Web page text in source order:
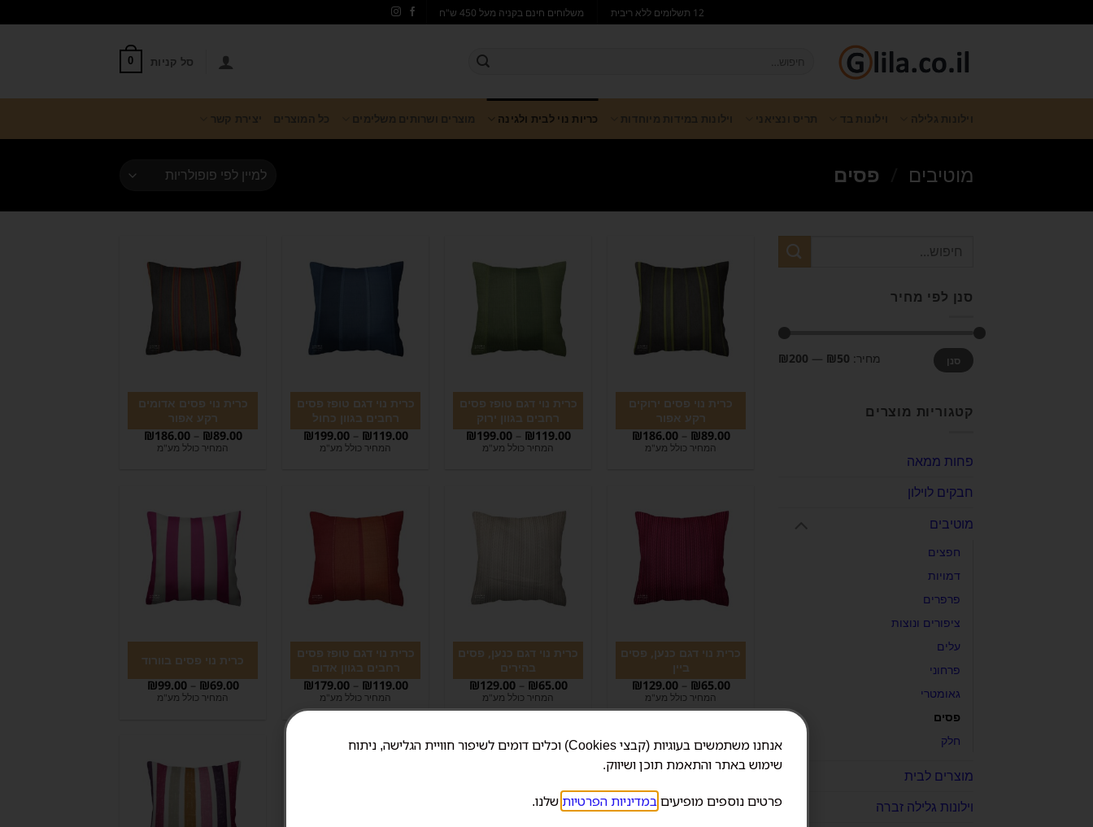
12 תשלומים ללא ריבית משלוחים חינם בקניה מעל 450 ש"ח
סל קניות 0
וילונות גלילה וילונות בד תריס ונציאני וילונות במידות מיוחדות כריות נוי לבית ולגינה מוצרים ושרותים משלימים כל המוצרים יצירת קשר
מוטיבים פסים
סנן לפי מחיר
סנן מחיר: ₪50
—
₪200
קטגוריות מוצרים
פחות ממאה
חבקים לוילון
מוטיבים
חפצים
דמויות
פרפרים
ציפורים ונוצות
עלים
פרחוני
גאומטרי
פסים
חלק
מוצרים לבית
וילונות גלילה זברה
כרית נוי פסים ירוקים
רקע אפור
₪89.00
–
₪186.00
המחיר כולל מע"מ
כרית נוי דגם טופז פסים
רחבים בגוון ירוק
₪119.00
–
₪199.00
המחיר כולל מע"מ
כרית נוי דגם טופז פסים
רחבים בגוון כחול
₪119.00
–
₪199.00
המחיר כולל מע"מ
כרית נוי פסים אדומים
רקע אפור
₪89.00
–
₪186.00
המחיר כולל מע"מ
כרית נוי דגם כנען, פסים
ביין
₪65.00
–
₪129.00
המחיר כולל מע"מ
כרית נוי דגם כנען, פסים
בהירים
₪65.00
–
₪129.00
המחיר כולל מע"מ
כרית נוי דגם טופז פסים
רחבים בגוון אדום
₪119.00
–
₪179.00
המחיר כולל מע"מ
כרית נוי פסים בוורוד
₪69.00
–
₪99.00
המחיר כולל מע"מ
אנחנו משתמשים בעוגיות (קבצי Cookies) וכלים דומים לשיפור חוויית הגלישה, ניתוח
שימוש באתר והתאמת תוכן ושיווק.
פרטים נוספים מופיעיםבמדיניות הפרטיות שלנו.